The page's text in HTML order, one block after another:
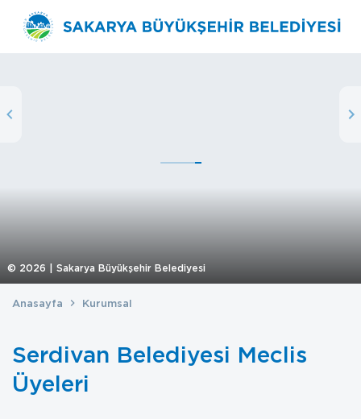
© 2026 | Sakarya Büyükşehir Belediyesi
Anasayfa Kurumsal
Serdivan Belediyesi Meclis
Üyeleri